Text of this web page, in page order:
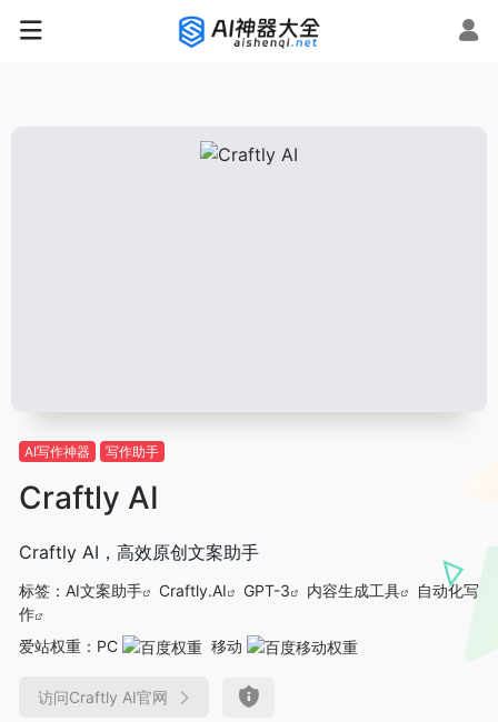
AI写作神器 写作助手
Craftly AI
Craftly AI，高效原创文案助手
标签： AI文案助手 Craftly.AI GPT-3 内容生成工具
自动化写
作
爱站权重： PC 移动
访问Craftly AI官网